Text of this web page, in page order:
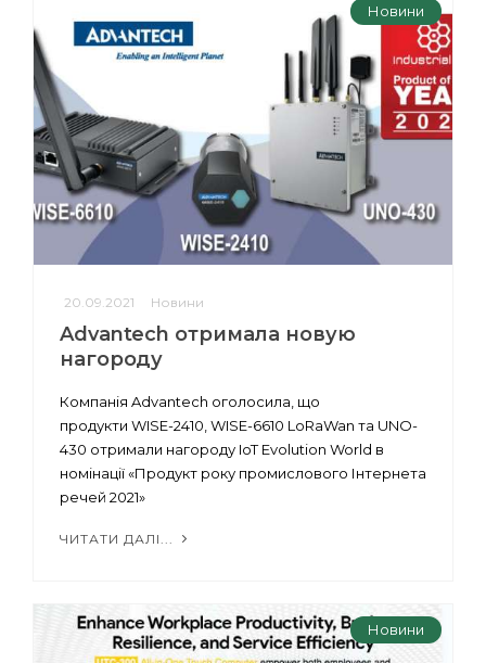
Новини
20.09.2021 Новини
Advantech отримала новую
нагороду
Компанія Advantech оголосила, що
продукти WISE-2410, WISE-6610 LoRaWan та UNO-
430 отримали нагороду IoT Evolution World в
номінації «Продукт року промислового Інтернета
речей 2021»
ЧИТАТИ ДАЛІ...
Новини